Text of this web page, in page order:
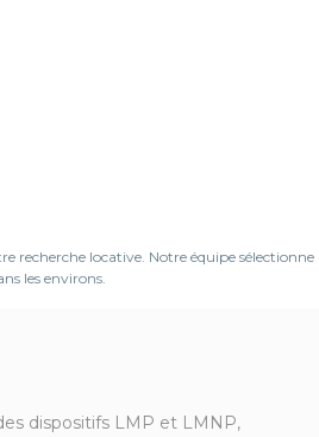
locative. Notre équipe
les environs.
dispositifs LMP et LMNP,